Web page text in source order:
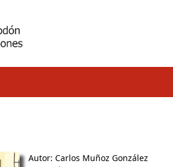
Autor: Carlos Muñoz González